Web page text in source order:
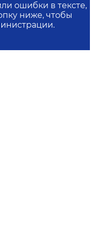
ошибки в тексте,
ниже, чтобы